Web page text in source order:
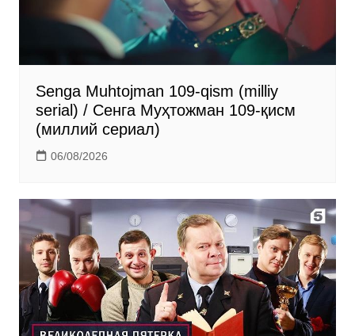
i
Senga Muhtojman 109-qism (milliy
serial) / Сенга Муҳтожман 109-қисм
(миллий сериал)
06/08/2026